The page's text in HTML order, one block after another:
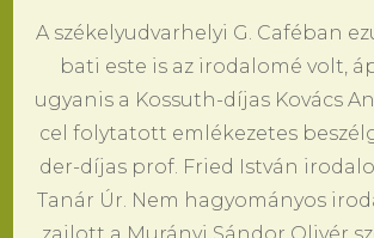
A székely­ud­var­he­lyi G. Caféban
ba­ti este is az iro­da­lomé volt,
ugyan­is a Kos­suth-díjas Kovács
cel foly­ta­tott emléke­ze­tes
der-díjas prof. Fried István
Tanár Úr. Nem ha­gyományos